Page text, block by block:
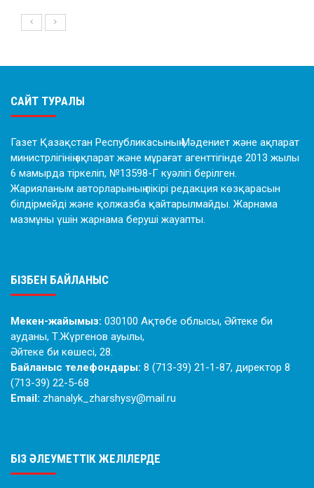
САЙТ ТУРАЛЫ
Газет Қазақстан Республикасының Мәдениет және ақпарат
министрлігінің ақпарат және мұрағат агенттігінде 2013 жылы
6 мамырда тіркеліп, №13598-Г куәлігі берілген.
Жарияланым авторларының пікірі редакция көзқарасын
білдірмейді және қолжазба қайтарылмайды. Жарнама
мазмұны үшін жарнама беруші жауапты.
БІЗБЕН БАЙЛАНЫС
Мекен-жайымыз: 030100 Ақтөбе облысы, Әйтеке би
ауданы, Т.Жүргенов ауылы,
Әйтеке би көшесі, 28.
Байланыс телефондары: 8 (713-39) 21-1-87, директор 8
(713-39) 22-5-68
Email: zhanalyk_zharshysy@mail.ru
БІЗ ӘЛЕУМЕТТІК ЖЕЛІЛЕРДЕ